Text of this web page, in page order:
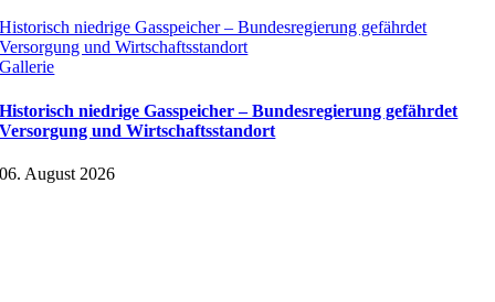
Historisch niedrige Gasspeicher – Bundesregierung gefährdet
Versorgung und Wirtschaftsstandort
Gallerie
Historisch niedrige Gasspeicher – Bundesregierung gefährdet
Versorgung und Wirtschaftsstandort
06. August 2026